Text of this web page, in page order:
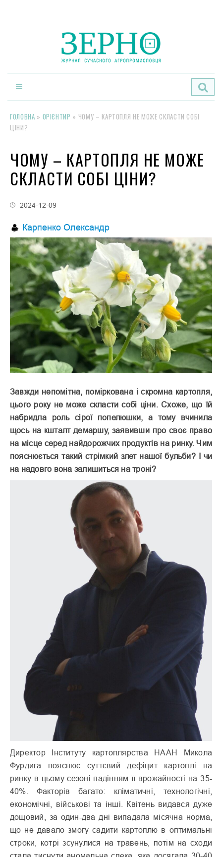
ГОЛОВНА » ОРІЄНТИР » ЧОМУ – КАРТОПЛЯ НЕ МОЖЕ СКЛАСТИ СОБІ
ЦІНИ?
ЧОМУ – КАРТОПЛЯ НЕ МОЖЕ
СКЛАСТИ СОБІ ЦІНИ?
2024-12-09
Карпенко Олександр
Завжди непомітна, поміркована і скромна картопля,
цього року не може скласти собі ціни. Схоже, що їй
набридла роль сірої попелюшки, а тому вчинила
щось на кшталт демаршу, заявивши про своє право
на місце серед найдорожчих продуктів на ринку. Чим
пояснюється такий стрімкий злет нашої бульби? І чи
на надовго вона залишиться на троні?
Директор Інституту картоплярства НААН Микола
Фурдига пояснює суттєвий дефіцит картоплі на
ринку в цьому сезоні падінням її врожайності на 35-
40%. Факторів багато: кліматичні, технологічні,
економічні, військові та інші. Квітень видався дуже
дощовий, за один-два дні випадала місячна норма,
що не давало змогу садити картоплю в оптимальні
строки, котрі зсунулися на травень, потім на сходи